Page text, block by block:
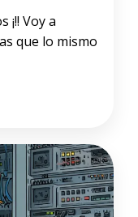
Voy a
que lo mismo